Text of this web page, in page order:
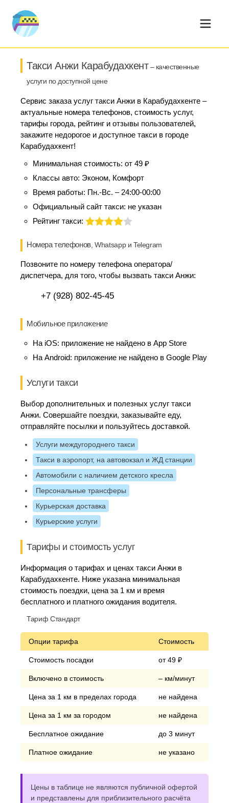
Такси Анжи Карабудахкент– качественные
услуги по доступной цене
Сервис заказа услуг такси Анжи в Карабудахкенте –
актуальные номера телефонов, стоимость услуг,
тарифы города, рейтинг и отзывы пользователей,
закажите недорогое и доступное такси в городе
Карабудахкент!
Минимальная стоимость: от 49 ₽
Классы авто: Эконом, Комфорт
Время работы: Пн.-Вс. – 24:00-00:00
Официальный сайт такси: не указан
Рейтинг такси:
Номера телефонов, Whatsapp и Telegram
Позвоните по номеру телефона оператора/
диспетчера, для того, чтобы вызвать такси Анжи:
+7 (928) 802-45-45
Мобильное приложение
На iOS: приложение не найдено в App Store
На Android: приложение не найдено в Google Play
Услуги такси
Выбор дополнительных и полезных услуг такси
Анжи. Совершайте поездки, заказывайте еду,
отправляйте посылки и пользуйтесь доставкой.
Услуги междугороднего такси
Такси в аэропорт, на автовокзал и ЖД станции
Автомобили с наличием детского кресла
Персональные трансферы
Курьерская доставка
Курьерские услуги
Тарифы и стоимость услуг
Информация о тарифах и ценах такси Анжи в
Карабудахкенте. Ниже указана минимальная
стоимость поездки, цена за 1 км и время
бесплатного и платного ожидания водителя.
Тариф Стандарт
Опции тарифа Стоимость
Стоимость посадки от 49 ₽
Включено в стоимость – км/минут
Цена за 1 км в пределах города не найдена
Цена за 1 км за городом не найдена
Бесплатное ожидание до 3 минут
Платное ожидание не указано
Цены в таблице не являются публичной офертой
и представлены для приблизительного расчёта